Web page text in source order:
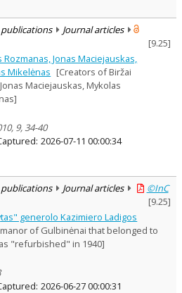
Journal articles
[9.25]
Jonas Maciejauskas,
Mikelėnas [Creators of Biržai
Maciejauskas, Mykolas
9, 34-40
2026-07-11 00:00:34
Journal articles
©InC
[9.25]
generolo Kazimiero Ladigos
of Gulbinėnai that belonged to
"refurbished" in 1940]
2026-06-27 00:00:31